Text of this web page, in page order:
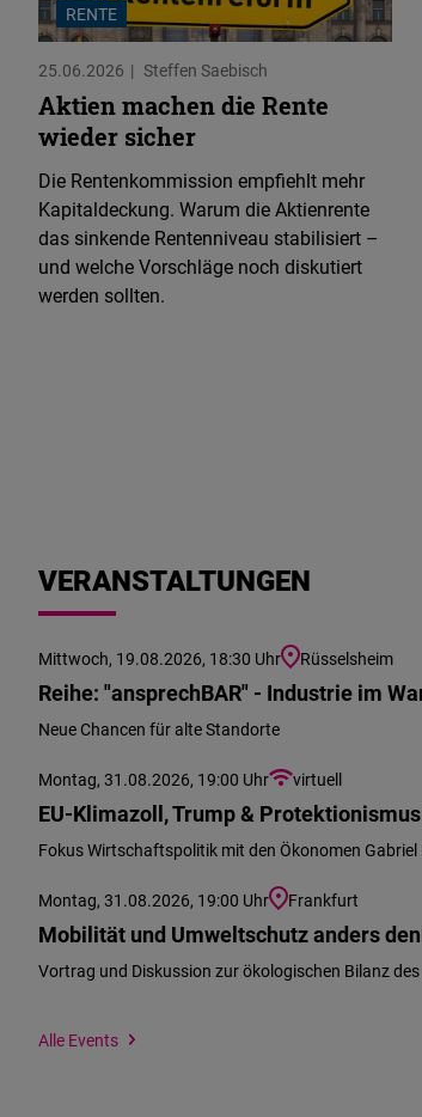
RENTE
25.06.2026 Steffen Saebisch
Aktien machen die Rente
wieder sicher
Die Rentenkommission empfiehlt mehr
Kapitaldeckung. Warum die Aktienrente
das sinkende Rentenniveau stabilisiert –
und welche Vorschläge noch diskutiert
werden sollten.
VERANSTALTUNGEN
Mittwoch, 19.08.2026, 18:30 Uhr Rüsselsheim
Reihe: "ansprechBAR" - Industrie im
Neue Chancen für alte Standorte
Montag, 31.08.2026, 19:00 Uhr virtuell
EU-Klimazoll, Trump &
Fokus Wirtschaftspolitik mit den Ökonomen
Montag, 31.08.2026, 19:00 Uhr Frankfurt
Mobilität und Umweltschutz anders
Vortrag und Diskussion zur ökologischen Bilanz
Wir
Standort
Alle Events